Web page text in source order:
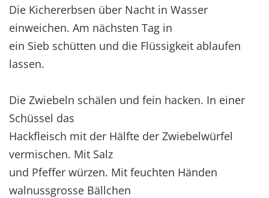
Die Kichererbsen über Nacht in Wasser
einweichen. Am nächsten Tag in
ein Sieb schütten und die Flüssigkeit ablaufen
lassen.
Die Zwiebeln schälen und fein hacken. In einer
Schüssel das
Hackfleisch mit der Hälfte der Zwiebelwürfel
vermischen. Mit Salz
und Pfeffer würzen. Mit feuchten Händen
walnussgrosse Bällchen